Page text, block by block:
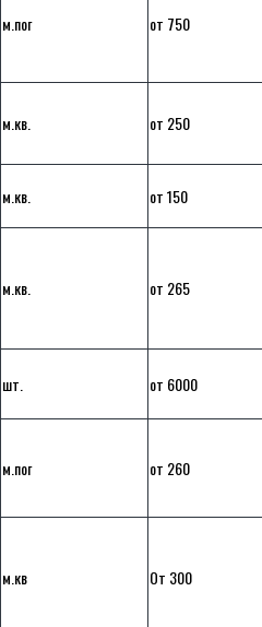
м.пог от 750
м.кв. от 250
м.кв. от 150
м.кв. от 265
шт. от 6000
м.пог от 260
м.кв От 300